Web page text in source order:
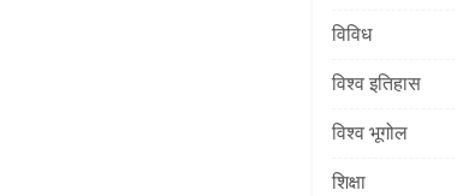
विविध
विश्व इतिहास
विश्व भूगोल
शिक्षा